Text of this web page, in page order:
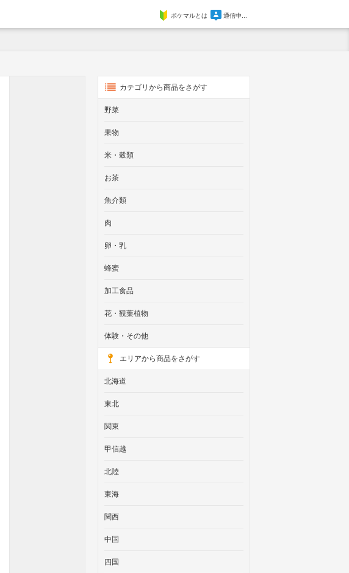
ポケマルとは 通信中...
カテゴリから商品をさがす
野菜
果物
米・穀類
お茶
魚介類
肉
卵・乳
蜂蜜
加工食品
花・観葉植物
体験・その他
エリアから商品をさがす
北海道
東北
関東
甲信越
北陸
東海
関西
中国
四国